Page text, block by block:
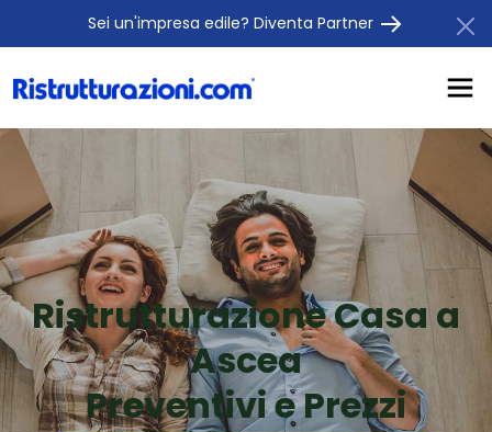
Sei un'impresa edile? Diventa Partner
Ristrutturazione Casa a
Ascea
Preventivi e Prezzi